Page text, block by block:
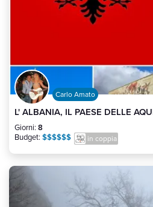
Carlo Amato
L' ALBANIA, IL PAESE DELLE
Giorni: 8
Budget: $$$$$$ in coppia